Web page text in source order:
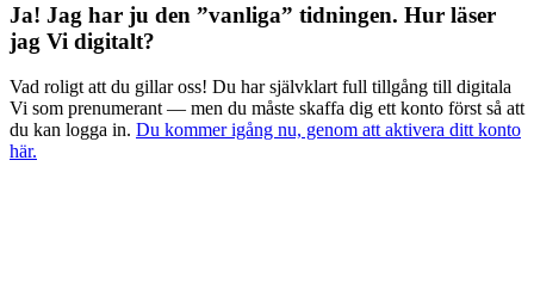
Ja! Jag har ju den ”vanliga” tidningen. Hur läser
jag Vi digitalt?
Vad roligt att du gillar oss! Du har självklart full tillgång till digitala
Vi som prenumerant — men du måste skaffa dig ett konto först så att
du kan logga in. Du kommer igång nu, genom att aktivera ditt konto
här.